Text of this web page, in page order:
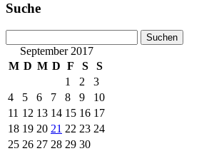
Suche
nach:September 2017
M D M D F S
S
1
2
3
4
5 6 7 8 9
10
11 12 13 14 15 16 17
18 19 20 21 22 23 24
25 26 27 28 29 30